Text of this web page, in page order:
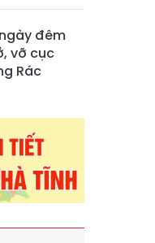
đêm
vỡ cục
Rác